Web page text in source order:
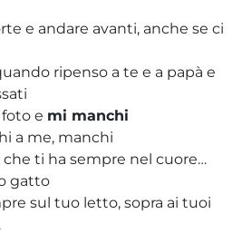
e andare avanti, anche se ci
ripenso a te e a papà e
e mi manchi
a me, manchi
che ti ha sempre nel cuore…
gatto
sul tuo letto, sopra ai tuoi